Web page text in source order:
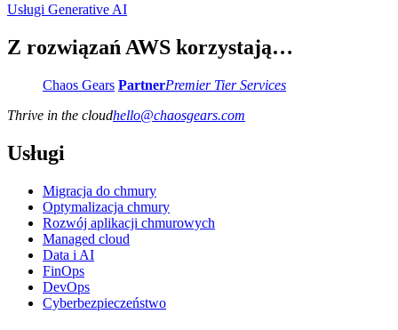
Usługi Generative AI
Z rozwiązań AWS korzystają…
Chaos Gears PartnerPremier Tier Services
Thrive in the cloudhello@chaosgears.com
Usługi
Migracja do chmury
Optymalizacja chmury
Rozwój aplikacji chmurowych
Managed cloud
Data i AI
FinOps
DevOps
Cyberbezpieczeństwo